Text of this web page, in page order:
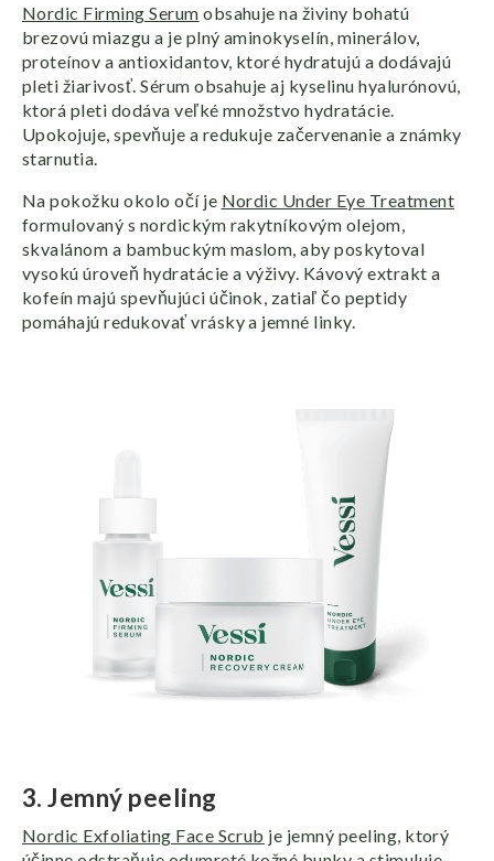
Nordic Firming Serum obsahuje na živiny bohatú
brezovú miazgu a je plný aminokyselín, minerálov,
proteínov a antioxidantov, ktoré hydratujú a dodávajú
pleti žiarivosť. Sérum obsahuje aj kyselinu hyalurónovú,
ktorá pleti dodáva veľké množstvo hydratácie.
Upokojuje, spevňuje a redukuje začervenanie a známky
starnutia.
Na pokožku okolo očí je Nordic Under Eye Treatment
formulovaný s nordickým rakytníkovým olejom,
skvalánom a bambuckým maslom, aby poskytoval
vysokú úroveň hydratácie a výživy. Kávový extrakt a
kofeín majú spevňujúci účinok, zatiaľ čo peptidy
pomáhajú redukovať vrásky a jemné linky.
3. Jemný peeling
Nordic Exfoliating Face Scrub je jemný peeling, ktorý